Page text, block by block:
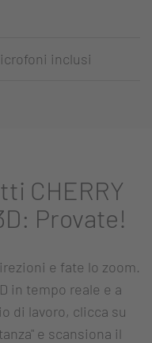
inclusi
CHERRY
Provate!
e fate lo zoom.
in tempo reale e a
di lavoro, clicca su
e scansiona il